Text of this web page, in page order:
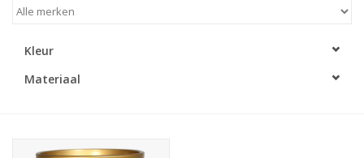
LED Kaarsen
Kleur
Materiaal